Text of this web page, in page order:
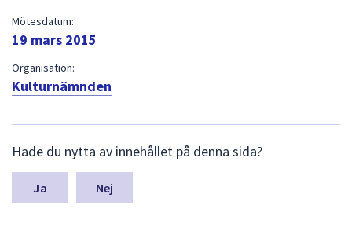
Mötesdatum:
19 mars 2015
Organisation:
Kulturnämnden
ä
m
a
Hade du nytta av innehållet på denna sida?
Nej